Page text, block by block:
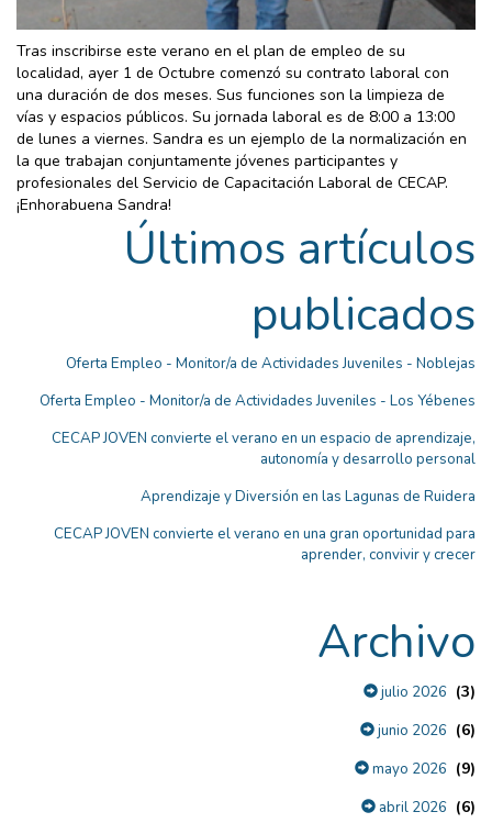
Tras inscribirse este verano en el plan de empleo de su
localidad, ayer 1 de Octubre comenzó su contrato laboral con
una duración de dos meses. Sus funciones son la limpieza de
vías y espacios públicos. Su jornada laboral es de 8:00 a 13:00
de lunes a viernes. Sandra es un ejemplo de la normalización en
la que trabajan conjuntamente jóvenes participantes y
profesionales del Servicio de Capacitación Laboral de CECAP.
¡Enhorabuena Sandra!
Últimos artículos
publicados
Oferta Empleo - Monitor/a de Actividades Juveniles - Noblejas
Oferta Empleo - Monitor/a de Actividades Juveniles - Los Yébenes
CECAP JOVEN convierte el verano en un espacio de aprendizaje,
autonomía y desarrollo personal
Aprendizaje y Diversión en las Lagunas de Ruidera
CECAP JOVEN convierte el verano en una gran oportunidad para
aprender, convivir y crecer
Archivo
julio 2026 (3)
junio 2026 (6)
mayo 2026 (9)
abril 2026 (6)